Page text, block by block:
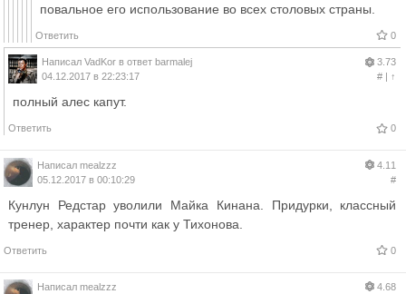
повальное его использование во всех столовых страны.
Ответить 0
Написал VadKor в ответ barmalej
04.12.2017 в 22:23:17
3.73
#| ↑
полный алес капут.
Ответить 0
Написал mealzzz
05.12.2017 в 00:10:29
4.11
#
Кунлун Редстар уволили Майка Кинана. Придурки, классный
тренер, характер почти как у Тихонова.
Ответить 0
Написал mealzzz
4.68